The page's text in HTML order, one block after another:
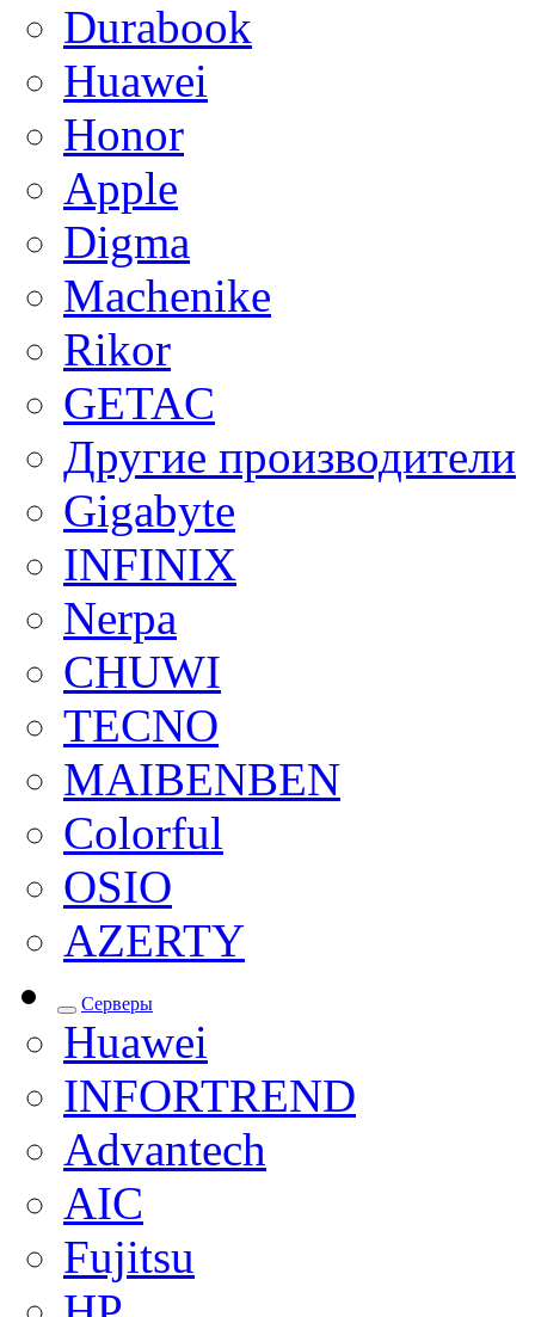
Durabook
Huawei
Honor
Apple
Digma
Machenike
Rikor
GETAC
Другие производители
Gigabyte
INFINIX
Nerpa
CHUWI
TECNO
MAIBENBEN
Colorful
OSIO
AZERTY
Серверы
Huawei
INFORTREND
Advantech
AIC
Fujitsu